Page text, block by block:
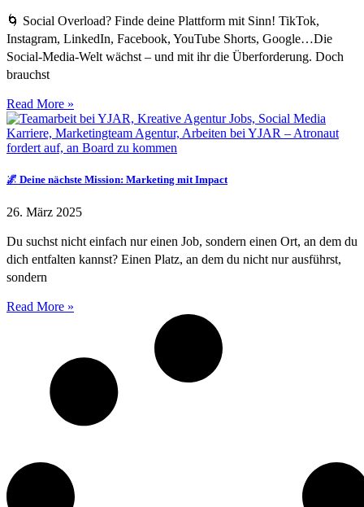
🌀 Social Overload? Finde deine Plattform mit Sinn! TikTok,
Instagram, LinkedIn, Facebook, YouTube Shorts, Google…Die
Social-Media-Welt wächst – und mit ihr die Überforderung. Doch
brauchst
Read More »
🌌 Deine nächste Mission: Marketing mit Impact
26. März 2025
Du suchst nicht einfach nur einen Job, sondern einen Ort, an dem du
dich entfalten kannst? Einen Platz, an dem du nicht nur ausführst,
sondern
Read More »